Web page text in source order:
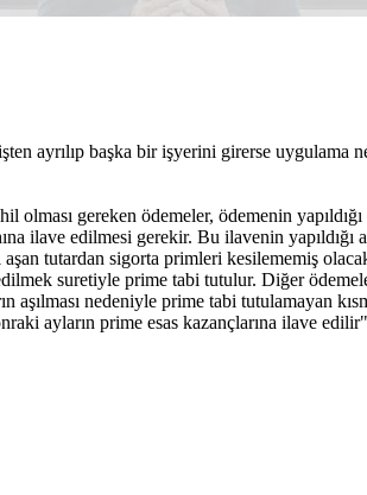
ayrılıp başka bir işyerini girerse uygulama
olması gereken ödemeler, ödemenin
ilave edilmesi gerekir. Bu ilavenin yapıldığı
aşan tutardan sigorta primleri kesilememiş
suretiyle prime tabi tutulur. Diğer
aşılması nedeniyle prime tabi tutulamayan
ayların prime esas kazançlarına ilave